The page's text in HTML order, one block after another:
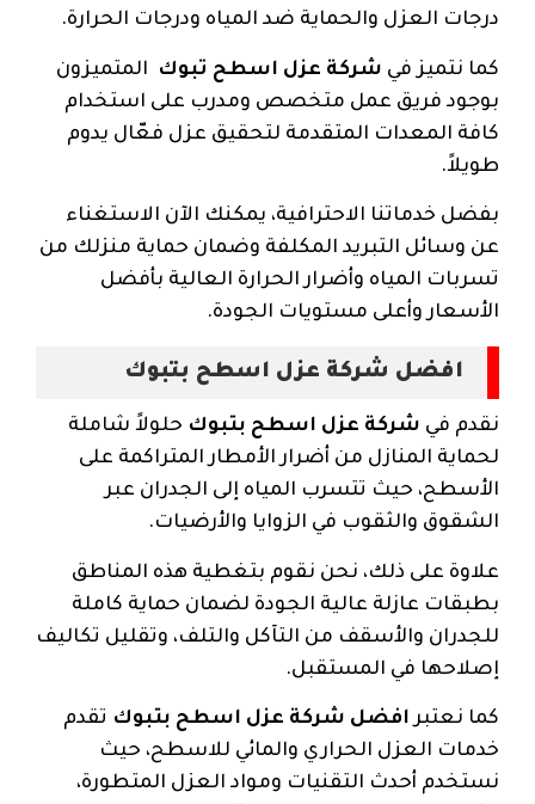
درجات العزل والحماية ضد المياه ودرجات الحرارة.
كما نتميز في شركة عزل اسطح تبوك
المتميزون
بوجود فريق عمل متخصص ومدرب على استخدام
كافة المعدات المتقدمة لتحقيق عزل فعّال يدوم
طويلاً.
بفضل خدماتنا الاحترافية، يمكنك الآن الاستغناء
عن وسائل التبريد المكلفة وضمان حماية منزلك من
تسربات المياه وأضرار الحرارة العالية بأفضل
الأسعار وأعلى مستويات الجودة.
افضل شركة عزل اسطح بتبوك
نقدم في شركة عزل اسطح بتبوك حلولاً شاملة
لحماية المنازل من أضرار الأمطار المتراكمة على
الأسطح، حيث تتسرب المياه إلى الجدران عبر
الشقوق والثقوب في الزوايا والأرضيات.
علاوة على ذلك، نحن نقوم بتغطية هذه المناطق
بطبقات عازلة عالية الجودة لضمان حماية كاملة
للجدران والأسقف من التآكل والتلف، وتقليل تكاليف
إصلاحها في المستقبل.
كما نعتبرافضل شركة عزل اسطح بتبوك تقدم
خدمات العزل الحراري والمائي للاسطح، حيث
نستخدم أحدث التقنيات ومواد العزل المتطورة،